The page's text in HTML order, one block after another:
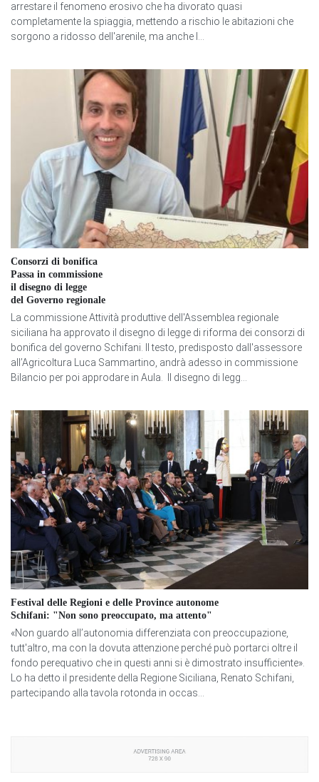
arrestare il fenomeno erosivo che ha divorato quasi
completamente la spiaggia, mettendo a rischio le abitazioni che
sorgono a ridosso dell'arenile, ma anche l...
Consorzi di bonifica
Passa in commissione
il disegno di legge
del Governo regionale
La commissione Attività produttive dell'Assemblea regionale
siciliana ha approvato il disegno di legge di riforma dei consorzi di
bonifica del governo Schifani. Il testo, predisposto dall'assessore
all’Agricoltura Luca Sammartino, andrà adesso in commissione
Bilancio per poi approdare in Aula. Il disegno di legg...
Festival delle Regioni e delle Province autonome
Schifani: "Non sono preoccupato, ma attento"
«Non guardo all’autonomia differenziata con preoccupazione,
tutt'altro, ma con la dovuta attenzione perché può portarci oltre il
fondo perequativo che in questi anni si è dimostrato insufficiente».
Lo ha detto il presidente della Regione Siciliana, Renato Schifani,
partecipando alla tavola rotonda in occas...